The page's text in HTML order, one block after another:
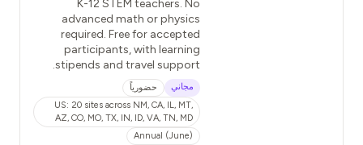
K-12 STEM teachers. No
advanced math or physics
required. Free for accepted
participants, with learning
stipends and travel support.
مجاني
حضورياً
US: 20 sites across NM, CA, IL, MT,
AZ, CO, MO, TX, IN, ID, VA, TN, MD
Annual (June)